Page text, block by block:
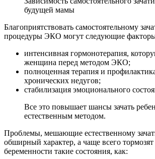
будущей мамы
Благоприятствовать самостоятельному
процедуры ЭКО могут следующие
интенсивная гормонотерапия,
женщина перед методом ЭКО;
полноценная терапия и
хронических недугов;
стабилизация эмоционального
Все это повышает шансы зачать
естественным методом.
Проблемы, мешающие естественному
обширный характер, а чаще всего
беременности такие состояния, как: